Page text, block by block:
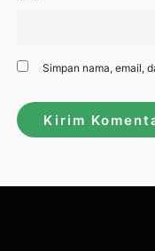
Simpan nama, email,